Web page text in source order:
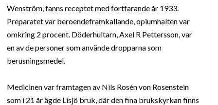
Wenström, fanns receptet med fortfarande år 1933.
Preparatet var beroendeframkallande, opiumhalten var
omkring 2 procent. Döderhultarn, Axel R Pettersson, var
en av de personer som använde dropparna som
berusningsmedel.
Medicinen var framtagen av Nils Rosén von Rosenstein
som i 21 år ägde Lisjö bruk, där den fina brukskyrkan finns